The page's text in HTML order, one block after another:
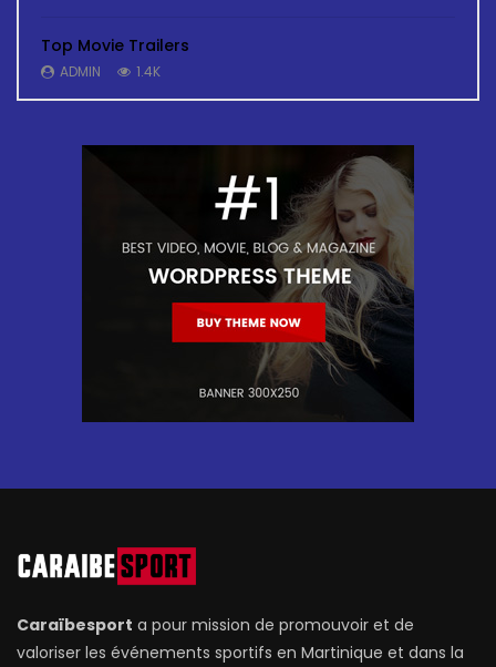
Top Movie Trailers
ADMIN 1.4K
Caraïbesport a pour mission de promouvoir et de
valoriser les événements sportifs en Martinique et dans la